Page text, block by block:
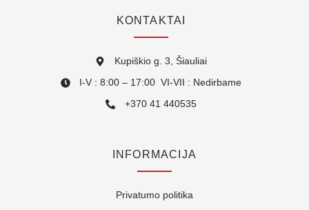
KONTAKTAI
Kupiškio g. 3, Šiauliai
I-V : 8:00 – 17:00 VI-VII : Nedirbame
+370 41 440535
INFORMACIJA
Privatumo politika